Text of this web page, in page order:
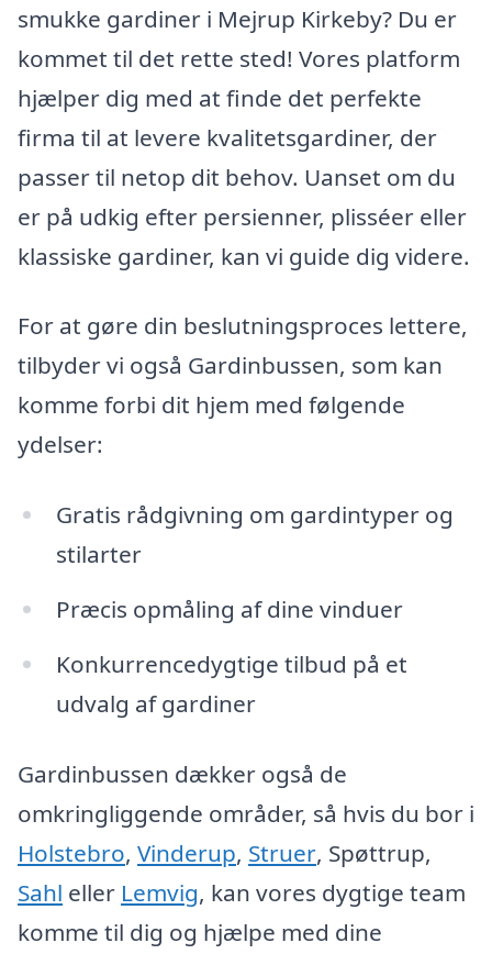
smukke gardiner i Mejrup Kirkeby? Du er
kommet til det rette sted! Vores platform
hjælper dig med at finde det perfekte
firma til at levere kvalitetsgardiner, der
passer til netop dit behov. Uanset om du
er på udkig efter persienner, plisséer eller
klassiske gardiner, kan vi guide dig videre.
For at gøre din beslutningsproces lettere,
tilbyder vi også Gardinbussen, som kan
komme forbi dit hjem med følgende
ydelser:
Gratis rådgivning om gardintyper og
stilarter
Præcis opmåling af dine vinduer
Konkurrencedygtige tilbud på et
udvalg af gardiner
Gardinbussen dækker også de
omkringliggende områder, så hvis du bor i
Holstebro, Vinderup, Struer, Spøttrup,
Sahl eller Lemvig, kan vores dygtige team
komme til dig og hjælpe med dine